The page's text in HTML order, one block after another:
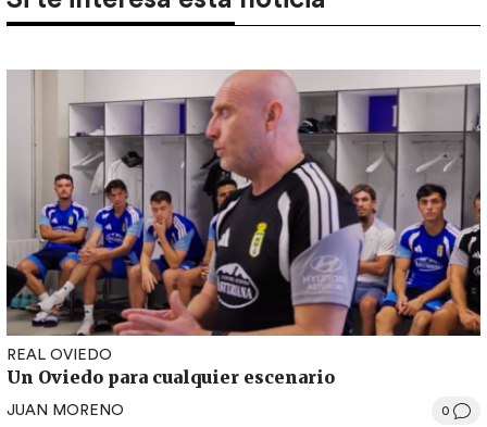
REAL OVIEDO
Un Oviedo para cualquier escenario
JUAN MORENO 0